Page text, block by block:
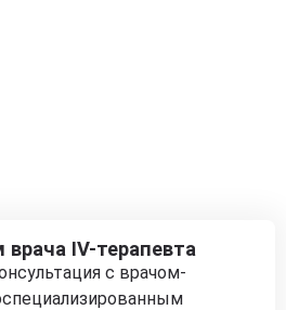
IV-терапевта
с врачом-